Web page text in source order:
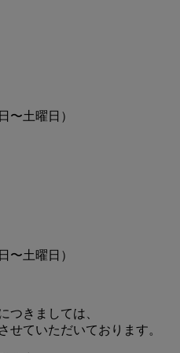
〜土曜日）
〜土曜日）
つきましては、
せていただいております。